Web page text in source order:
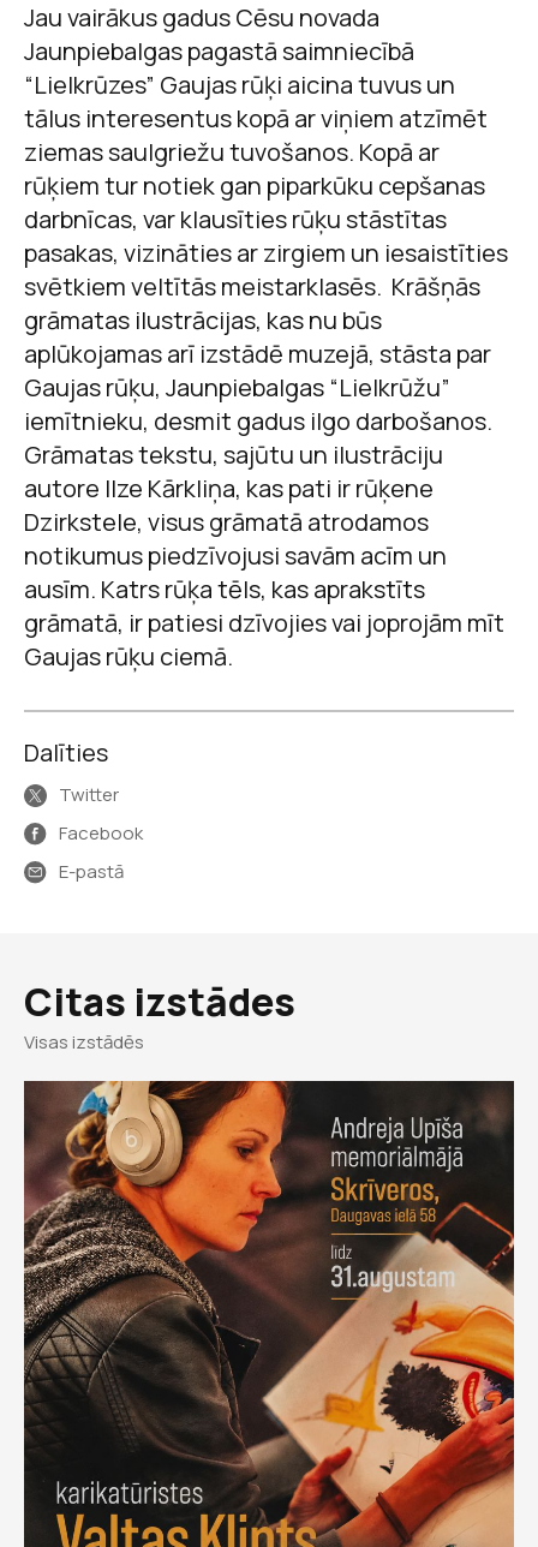
Jau vairākus gadus Cēsu novada
Jaunpiebalgas pagastā saimniecībā
“Lielkrūzes” Gaujas rūķi aicina tuvus un
tālus interesentus kopā ar viņiem atzīmēt
ziemas saulgriežu tuvošanos. Kopā ar
rūķiem tur notiek gan piparkūku cepšanas
darbnīcas, var klausīties rūķu stāstītas
pasakas, vizināties ar zirgiem un iesaistīties
svētkiem veltītās meistarklasēs. Krāšņās
grāmatas ilustrācijas, kas nu būs
aplūkojamas arī izstādē muzejā, stāsta par
Gaujas rūķu, Jaunpiebalgas “Lielkrūžu”
iemītnieku, desmit gadus ilgo darbošanos.
Grāmatas tekstu, sajūtu un ilustrāciju
autore Ilze Kārkliņa, kas pati ir rūķene
Dzirkstele, visus grāmatā atrodamos
notikumus piedzīvojusi savām acīm un
ausīm. Katrs rūķa tēls, kas aprakstīts
grāmatā, ir patiesi dzīvojies vai joprojām mīt
Gaujas rūķu ciemā.
Dalīties
Twitter
Facebook
E-pastā
Citas izstādes
Visas izstādēs